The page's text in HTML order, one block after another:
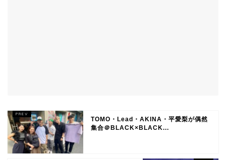
TOMO・Lead・AKINA・平愛梨が偶然
集合＠BLACK×BLACK...